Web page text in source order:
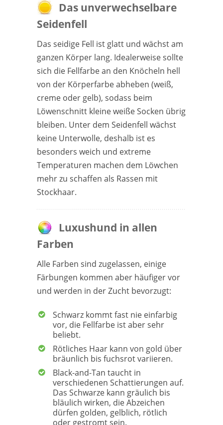
Das unverwechselbare
Seidenfell
Das seidige Fell ist glatt und wächst am
ganzen Körper lang. Idealerweise sollte
sich die Fellfarbe an den Knöcheln hell
von der Körperfarbe abheben (weiß,
creme oder gelb), sodass beim
Löwenschnitt kleine weiße Socken übrig
bleiben. Unter dem Seidenfell wächst
keine Unterwolle, deshalb ist es
besonders weich und extreme
Temperaturen machen dem Löwchen
mehr zu schaffen als Rassen mit
Stockhaar.
Luxushund in allen
Farben
Alle Farben sind zugelassen, einige
Färbungen kommen aber häufiger vor
und werden in der Zucht bevorzugt:
Schwarz kommt fast nie einfarbig
vor, die Fellfarbe ist aber sehr
beliebt.
Rötliches Haar kann von gold über
bräunlich bis fuchsrot variieren.
Black-and-Tan taucht in
verschiedenen Schattierungen auf.
Das Schwarze kann gräulich bis
bläulich wirken, die Abzeichen
dürfen golden, gelblich, rötlich
oder gestromt sein.